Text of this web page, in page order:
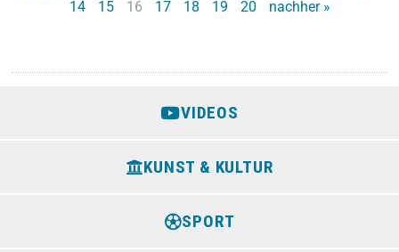
14
15 16 17 18 19 20 nachher »
VIDEOS
KUNST & KULTUR
SPORT